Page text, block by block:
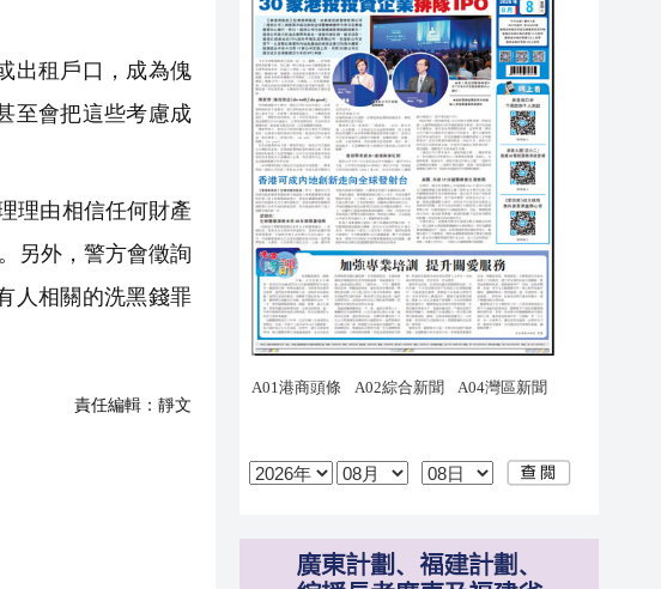
出租戶口，成為傀
至會把這些考慮成
理由相信任何財產
另外，警方會徵詢
人相關的洗黑錢罪
責任編輯： 靜文